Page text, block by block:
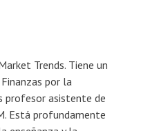
Trends. Tiene un
por la
profesor asistente de
Está profundamente